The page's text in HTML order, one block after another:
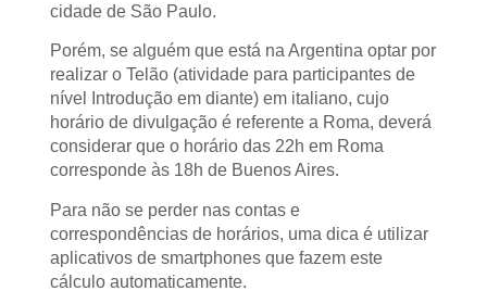
cidade de São Paulo.
Porém, se alguém que está na Argentina optar por
realizar o Telão (atividade para participantes de
nível Introdução em diante) em italiano, cujo
horário de divulgação é referente a Roma, deverá
considerar que o horário das 22h em Roma
corresponde às 18h de Buenos Aires.
Para não se perder nas contas e
correspondências de horários, uma dica é utilizar
aplicativos de smartphones que fazem este
cálculo automaticamente.